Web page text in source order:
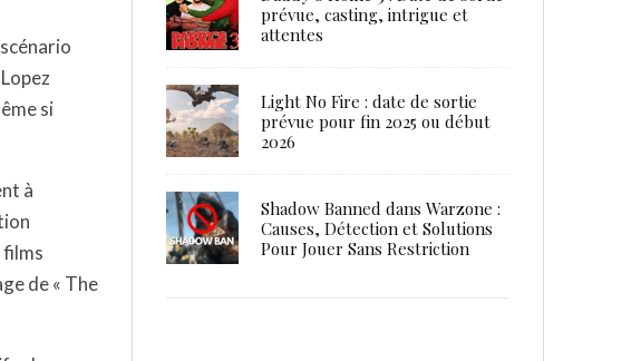
si
à
films
de « The
prévue, casting, intrigue et
attentes
Light No Fire : date de sortie
prévue pour fin 2025 ou début
2026
Shadow Banned dans Warzone :
Causes, Détection et Solutions
Pour Jouer Sans Restriction